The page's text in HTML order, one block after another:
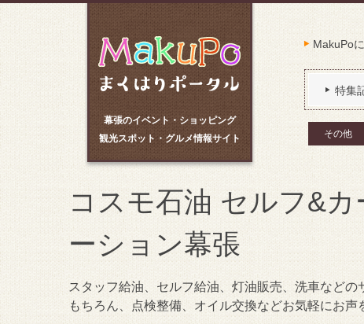
幕張のイベント・ショッピング
観光スポット・グルメ情報サイト
MakuPo
特集
その他
コスモ石油 セルフ&
ーション幕張
スタッフ給油、セルフ給油、灯油販売、洗車などの
もちろん、点検整備、オイル交換などお気軽にお声